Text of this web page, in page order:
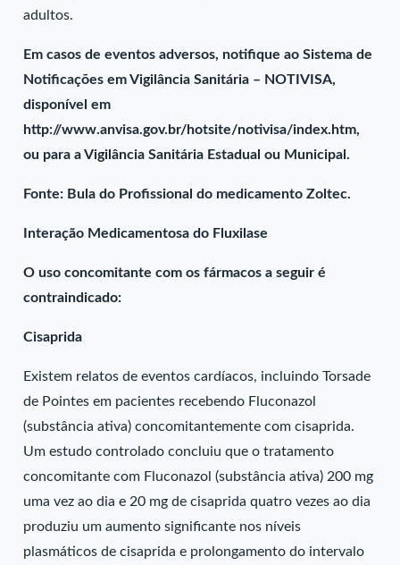
adultos.
Em casos de eventos adversos, notifique ao Sistema de
Notificações em Vigilância Sanitária – NOTIVISA,
disponível em
http://www.anvisa.gov.br/hotsite/notivisa/index.htm,
ou para a Vigilância Sanitária Estadual ou Municipal.
Fonte: Bula do Profissional do medicamento Zoltec.
Interação Medicamentosa do Fluxilase
O uso concomitante com os fármacos a seguir é
contraindicado:
Cisaprida
Existem relatos de eventos cardíacos, incluindo Torsade
de Pointes em pacientes recebendo Fluconazol
(substância ativa) concomitantemente com cisaprida.
Um estudo controlado concluiu que o tratamento
concomitante com Fluconazol (substância ativa) 200 mg
uma vez ao dia e 20 mg de cisaprida quatro vezes ao dia
produziu um aumento significante nos níveis
plasmáticos de cisaprida e prolongamento do intervalo